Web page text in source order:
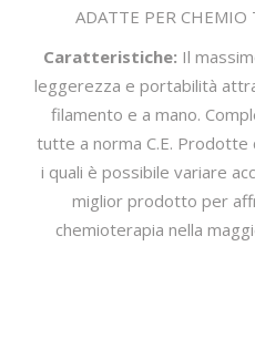
ADATTE PER CHEMIO
Caratteristiche: Il
leggerezza e portabilità
filamento e a mano.
tutte a norma C.E.
i quali è possibile variare
miglior prodotto per
chemioterapia nella